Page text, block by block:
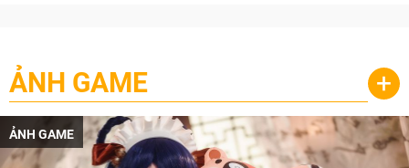
ẢNH GAME +
ẢNH GAME